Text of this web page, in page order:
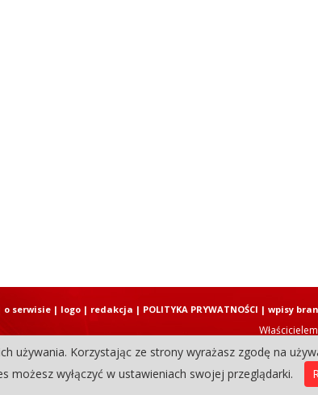
Copyright © 2004-2026
o serwisie| logo| redakcja | POLITYKA PRYWATNOŚCI | wpisy
używania. Korzystając ze strony wyrażasz zgodę na
możesz wyłączyć w ustawieniach swojej przeglądarki.